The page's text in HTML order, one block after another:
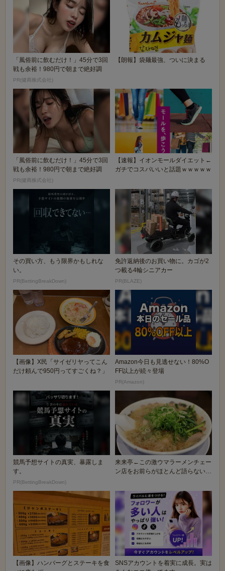
「風俗前に飲むだけ！」45分で3回
戦も余裕！980円で朝まで絶好調
PR(健商株式会社)
【朗報】袋麺最強、ついに決まる
「風俗前に飲むだけ！」45分で3回
戦も余裕！980円で朝まで絶好調
PR(健商株式会社)
【速報】イオンモールダイエット←
ガチでコスパいいと話題ｗｗｗｗｗ
その買い方、もう限界かもしれな
い。
PR(BettingBreakDown)
免許返納後のお買い物に。カゴが2
つ載る4輪シニアカー
PR(BLAZE)
【画像】X民「サイゼリヤってこん
だけ頼んで950円ってすごくね？」
Amazon今日も見逃せない！80%O
FF以上が続々登場
PR(Amazon)
競馬予想サイトの真実、暴露しま
す。
PR(BettingBreakDown)
来来亭←この激ウマラーメンチェー
ン店をお前らがほとんど語らない理
【画像】ハンバーグとステーキを食
SNSアカウントを着実に成長。実は